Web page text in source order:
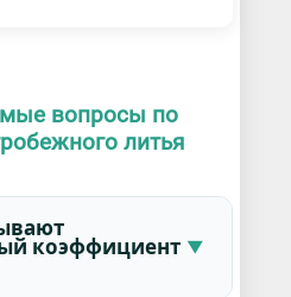
вопросы по
литья
коэффициент